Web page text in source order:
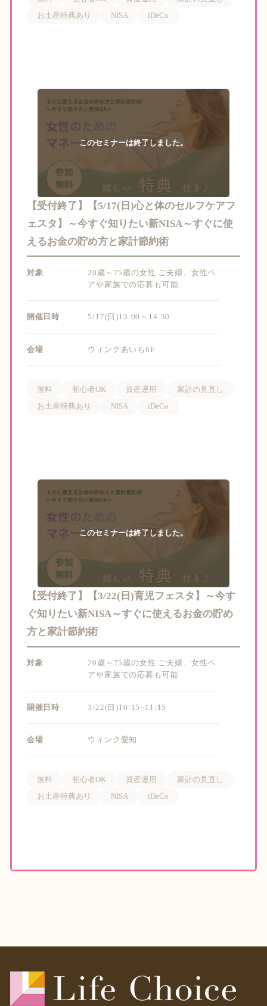
お土産特典あり
NISA iDeCo
【受付終了】【5/17(日)心と体のセルフケアフ
ェスタ】～今すぐ知りたい新NISA～すぐに使
えるお金の貯め方と家計節約術
対象
20歳～75歳の女性 ご夫婦、女性ペ
アや家族での応募も可能
開催日時 5/17(日)13:00～14:30
会場 ウィンクあいち6F
無料 初心者OK 資産運用
家計の見直し
お土産特典あり
NISA iDeCo
【受付終了】【3/22(日)育児フェスタ】～今す
ぐ知りたい新NISA～すぐに使えるお金の貯め
方と家計節約術
対象
20歳～75歳の女性 ご夫婦、女性ペ
アや家族での応募も可能
開催日時 3/22(日)10:15~11:15
会場 ウィンク愛知
無料 初心者OK 資産運用
家計の見直し
お土産特典あり
NISA iDeCo